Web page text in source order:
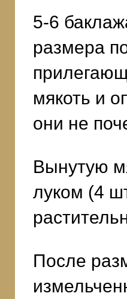
5-6
размера
мякоть и
они не
Вынутую
луком (4
После